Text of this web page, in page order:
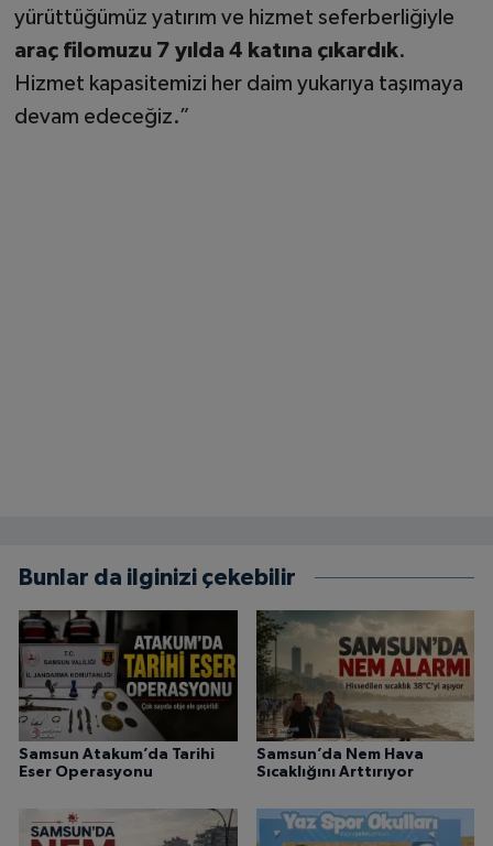
yürüttüğümüz yatırım ve hizmet seferberliğiyle
araç filomuzu 7 yılda 4 katına çıkardık.
Hizmet kapasitemizi her daim yukarıya taşımaya
devam edeceğiz.”
Bunlar da ilginizi çekebilir
Samsun Atakum’da Tarihi
Eser Operasyonu
Samsun’da Nem Hava
Sıcaklığını Arttırıyor